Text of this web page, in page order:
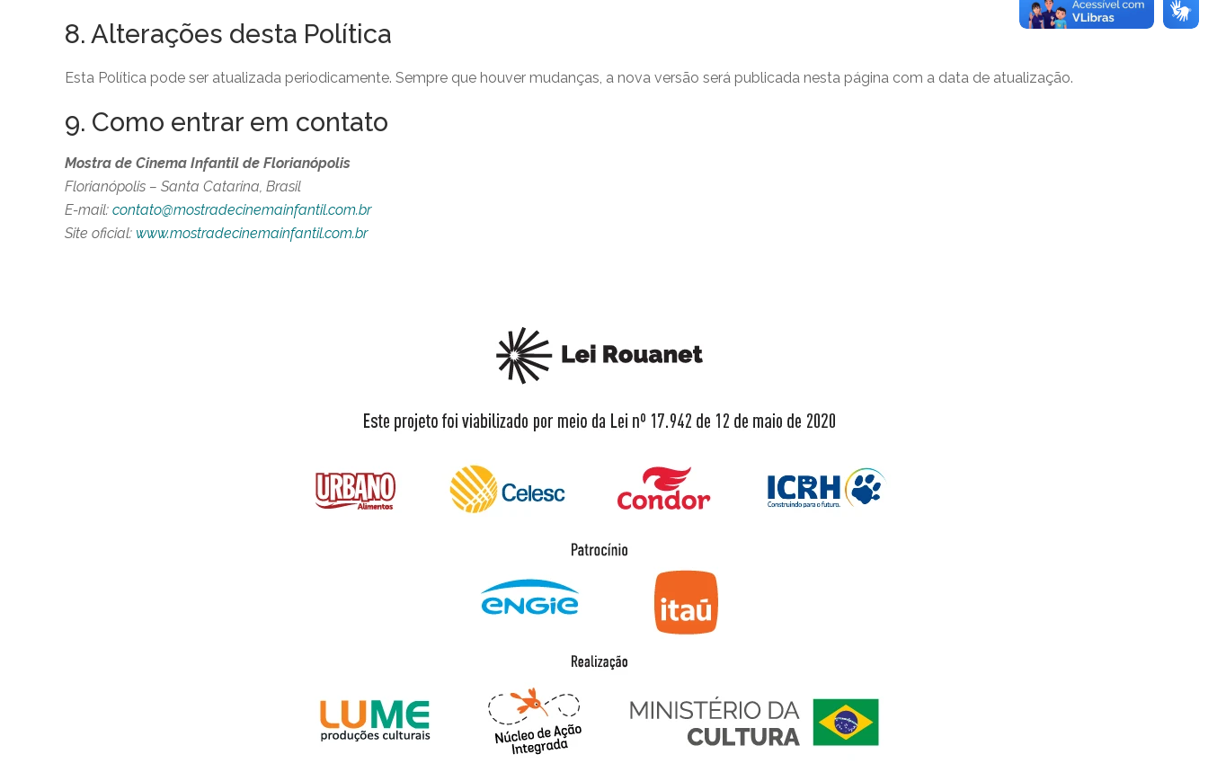
8. Alterações desta Política
Esta Política pode ser atualizada periodicamente. Sempre que houver mudanças, a nova versão será publicada nesta página com a data de atualização.
9. Como entrar em contato
Mostra de Cinema Infantil de Florianópolis
Florianópolis – Santa Catarina, Brasil
E-mail: contato@mostradecinemainfantil.com.br
Site oficial: www.mostradecinemainfantil.com.br